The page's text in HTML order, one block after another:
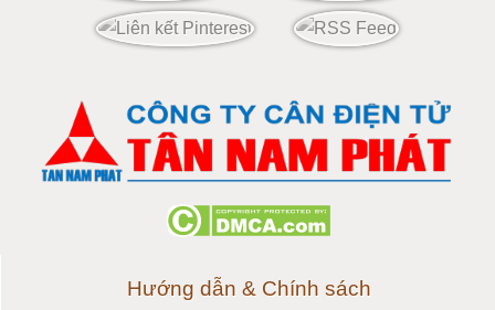
Cân điện tử 120 tấn
Cân điện tử 150 tấn
Loadcell 300g
Hướng dẫn & Chính sách